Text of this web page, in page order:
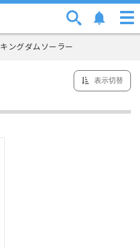
キングダムソーラー
表示切替